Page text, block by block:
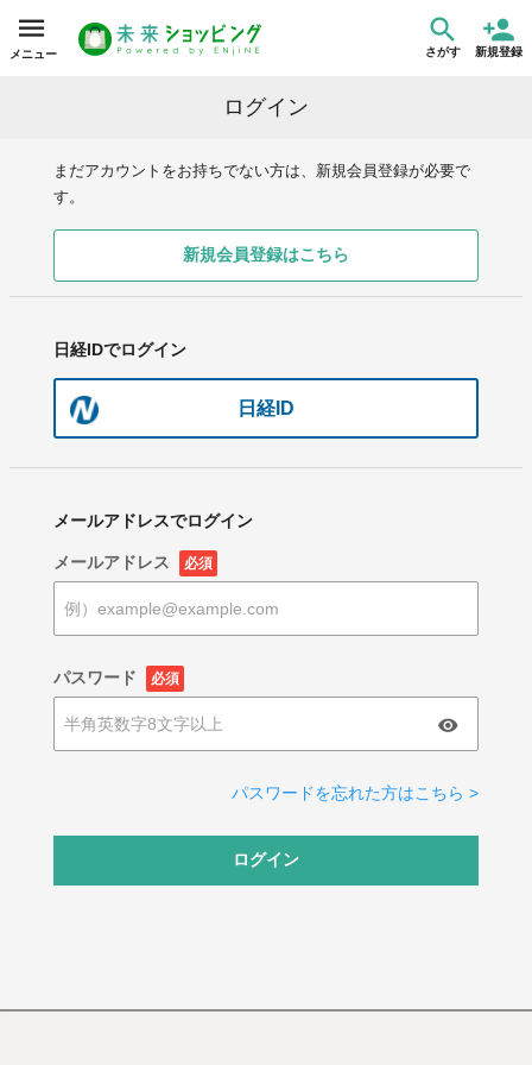
メニュー さがす 新規登録
ログイン
まだアカウントをお持ちでない方は、新規会員登録が必要で
す。
新規会員登録はこちら
日経IDでログイン
日経ID
メールアドレスでログイン
メールアドレス 必須
パスワード 必須
パスワードを忘れた方はこちら >
ログイン